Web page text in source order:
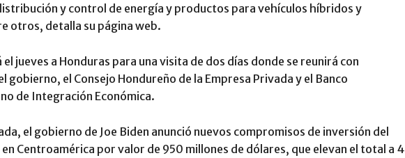
y control de energía y productos para vehículos híbridos y
otros, detalla su página web.
jueves a Honduras para una visita de dos días donde se reunirá con
gobierno, el Consejo Hondureño de la Empresa Privada y el Banco
de Integración Económica.
el gobierno de Joe Biden anunció nuevos compromisos de inversión del
Centroamérica por valor de 950 millones de dólares, que elevan el total a 4